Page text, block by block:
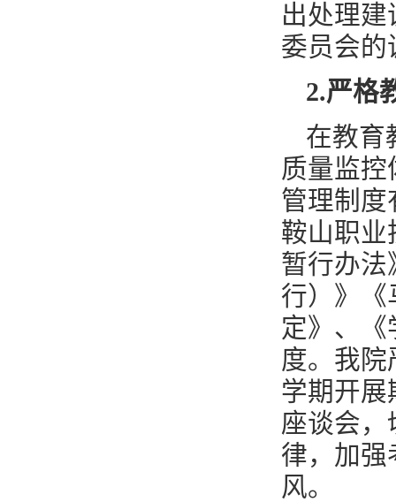
出处理
委员会的
2.严格
在教育
质量监
管理制度
鞍山职业
暂行办法
行）》《
定》、
度。我
学期开展
座谈会
律，加强
风。